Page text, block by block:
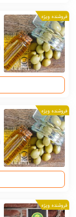
فروشنده ویژه
فروشنده ویژه
فروشنده ویژه